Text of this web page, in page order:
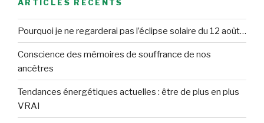
ARTICLES RÉCENTS
Pourquoi je ne regarderai pas l’éclipse solaire du 12 août…
Conscience des mémoires de souffrance de nos
ancêtres
Tendances énergétiques actuelles : être de plus en plus
VRAI